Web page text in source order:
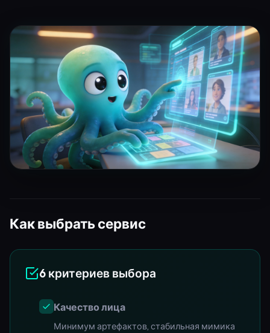
Как выбрать сервис
6 критериев выбора
Качество лица
Минимум артефактов, стабильная мимика